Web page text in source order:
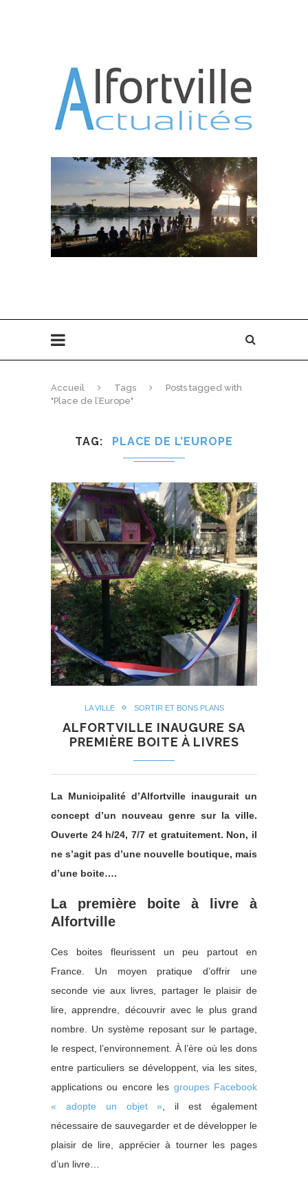
Accueil Tags
Posts tagged with
"Place de l’Europe"
TAG PLACE DE L’EUROPE
LA VILLE SORTIR ET BONS PLANS
ALFORTVILLE INAUGURE SA
PREMIÈRE BOITE À LIVRES
La Municipalité d’Alfortville inaugurait un
concept d’un nouveau genre sur la ville.
Ouverte 24 h/24, 7/7 et gratuitement. Non, il
ne s’agit pas d’une nouvelle boutique, mais
d’une boite….
La première boite à livre à
Alfortville
Ces boites fleurissent un peu partout en
France. Un moyen pratique d’offrir une
seconde vie aux livres, partager le plaisir de
lire, apprendre, découvrir avec le plus grand
nombre. Un système reposant sur le partage,
le respect, l’environnement. À l’ère où les dons
entre particuliers se développent, via les sites,
applications ou encore les groupes Facebook
« adopte un objet » , il est également
nécessaire de sauvegarder et de développer le
plaisir de lire, apprécier à tourner les pages
d’un livre…